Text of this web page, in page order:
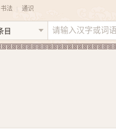
书法 通识